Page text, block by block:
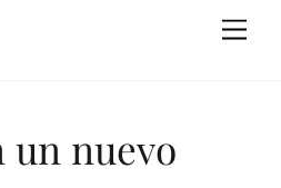
un nuevo